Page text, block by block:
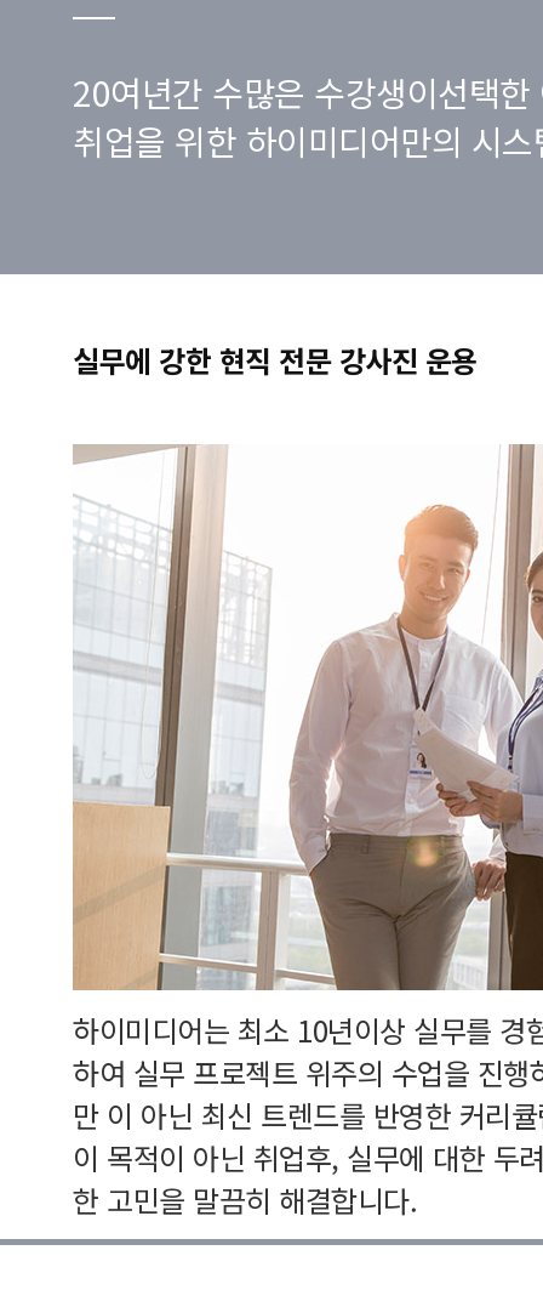
20여년간 수많은 수강생이선택한
취업을 위한 하이미디어만의 시
실무에 강한 현직 전문 강사진 운용
하이미디어는 최소 10년이상 실무를 경
하여 실무 프로젝트 위주의 수업을 진
만 이 아닌 최신 트렌드를 반영한 커리
이 목적이 아닌 취업후, 실무에 대한 두
한 고민을 말끔히 해결합니다.